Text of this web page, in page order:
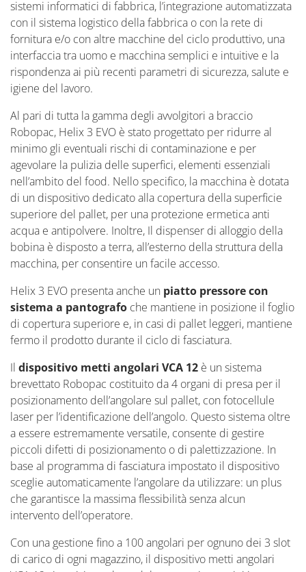
sistemi informatici di fabbrica, l’integrazione automatizzata
con il sistema logistico della fabbrica o con la rete di
fornitura e/o con altre macchine del ciclo produttivo, una
interfaccia tra uomo e macchina semplici e intuitive e la
rispondenza ai più recenti parametri di sicurezza, salute e
igiene del lavoro.
Al pari di tutta la gamma degli avvolgitori a braccio
Robopac, Helix 3 EVO è stato progettato per ridurre al
minimo gli eventuali rischi di contaminazione e per
agevolare la pulizia delle superfici, elementi essenziali
nell’ambito del food. Nello specifico, la macchina è dotata
di un dispositivo dedicato alla copertura della superficie
superiore del pallet, per una protezione ermetica anti
acqua e antipolvere. Inoltre, Il dispenser di alloggio della
bobina è disposto a terra, all’esterno della struttura della
macchina, per consentire un facile accesso.
Helix 3 EVO presenta anche un piatto pressore con
sistema a pantografo che mantiene in posizione il foglio
di copertura superiore e, in casi di pallet leggeri, mantiene
fermo il prodotto durante il ciclo di fasciatura.
Il dispositivo metti angolari VCA 12 è un sistema
brevettato Robopac costituito da 4 organi di presa per il
posizionamento dell’angolare sul pallet, con fotocellule
laser per l’identificazione dell’angolo. Questo sistema oltre
a essere estremamente versatile, consente di gestire
piccoli difetti di posizionamento o di palettizzazione. In
base al programma di fasciatura impostato il dispositivo
sceglie automaticamente l’angolare da utilizzare: un plus
che garantisce la massima flessibilità senza alcun
intervento dell’operatore.
Con una gestione fino a 100 angolari per ognuno dei 3 slot
di carico di ogni magazzino, il dispositivo metti angolari